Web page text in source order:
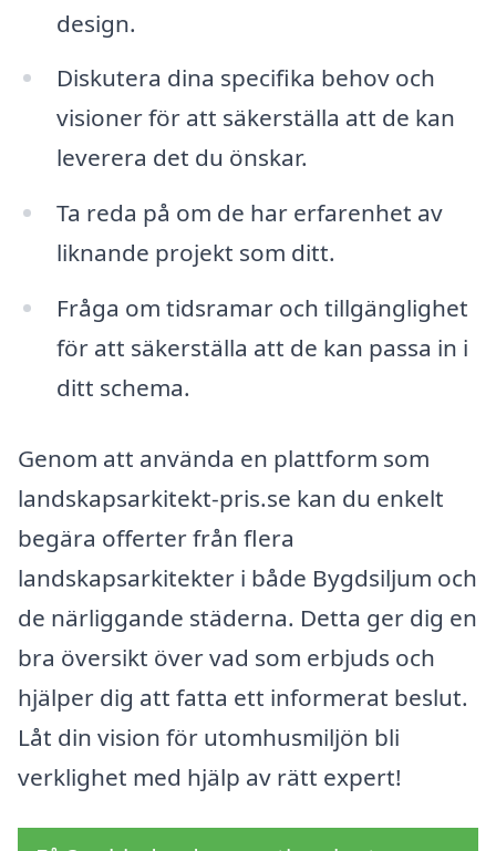
design.
Diskutera dina specifika behov och
visioner för att säkerställa att de kan
leverera det du önskar.
Ta reda på om de har erfarenhet av
liknande projekt som ditt.
Fråga om tidsramar och tillgänglighet
för att säkerställa att de kan passa in i
ditt schema.
Genom att använda en plattform som
landskapsarkitekt-pris.se kan du enkelt
begära offerter från flera
landskapsarkitekter i både Bygdsiljum och
de närliggande städerna. Detta ger dig en
bra översikt över vad som erbjuds och
hjälper dig att fatta ett informerat beslut.
Låt din vision för utomhusmiljön bli
verklighet med hjälp av rätt expert!